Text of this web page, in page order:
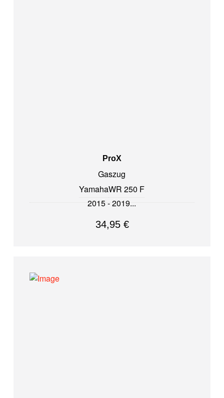
ProX
Gaszug
YamahaWR 250 F
2015 - 2019
34,95 €